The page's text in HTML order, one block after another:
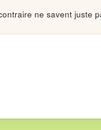
ne savent juste